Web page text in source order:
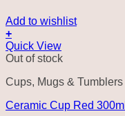
Add to wishlist
+
Quick View
Out of stock
Cups, Mugs & Tumblers
Ceramic Cup Red 300ml